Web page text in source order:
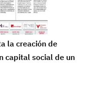
la creación de
capital social de un